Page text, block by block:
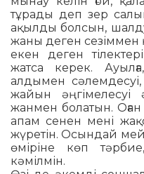
тұрады деп зер
ақылды болсын,
жаны деген сезіммен
екен деген
жатса керек.
алдымен
жайын
жанмен болатын.
апам сенен мені
жүретін. Осындай
өміріне көп
кәмілмін.